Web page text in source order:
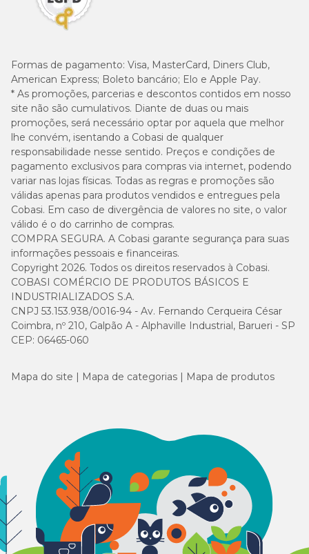
Formas de pagamento: Visa, MasterCard, Diners Club,
American Express; Boleto bancário; Elo e Apple Pay.
* As promoções, parcerias e descontos contidos em nosso
site não são cumulativos. Diante de duas ou mais
promoções, será necessário optar por aquela que melhor
lhe convém, isentando a Cobasi de qualquer
responsabilidade nesse sentido. Preços e condições de
pagamento exclusivos para compras via internet, podendo
variar nas lojas físicas. Todas as regras e promoções são
válidas apenas para produtos vendidos e entregues pela
Cobasi. Em caso de divergência de valores no site, o valor
válido é o do carrinho de compras.
COMPRA SEGURA. A Cobasi garante segurança para suas
informações pessoais e financeiras.
Copyright 2026. Todos os direitos reservados à Cobasi.
COBASI COMÉRCIO DE PRODUTOS BÁSICOS E
INDUSTRIALIZADOS S.A.
CNPJ 53.153.938/0016-94 - Av. Fernando Cerqueira César
Coimbra, nº 210, Galpão A - Alphaville Industrial, Barueri - SP
CEP: 06465-060
Mapa do site Mapa de categorias Mapa de produtos